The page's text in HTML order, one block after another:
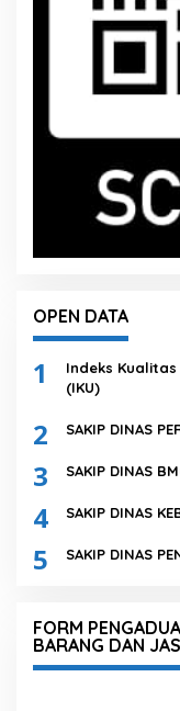
OPEN DATA
1
Indeks
(IKU)
2 SAKIP DINAS
3 SAKIP DINAS
4 SAKIP DINAS
5 SAKIP DINAS
FORM
BARANG DAN